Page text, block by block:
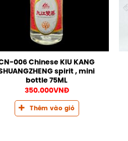
006 Chinese KIU KANG
spirit , mini
bottle 75ML
350.000VNĐ
Thêm vào giỏ